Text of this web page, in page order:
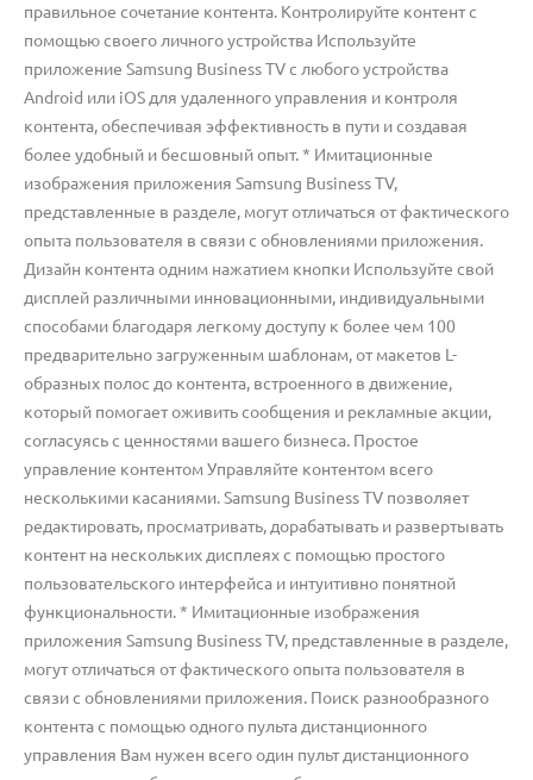
правильное сочетание контента. Контролируйте контент с
помощью своего личного устройства Используйте
приложение Samsung Business TV с любого устройства
Android или iOS для удаленного управления и контроля
контента, обеспечивая эффективность в пути и создавая
более удобный и бесшовный опыт. * Имитационные
изображения приложения Samsung Business TV,
представленные в разделе, могут отличаться от фактического
опыта пользователя в связи с обновлениями приложения.
Дизайн контента одним нажатием кнопки Используйте свой
дисплей различными инновационными, индивидуальными
способами благодаря легкому доступу к более чем 100
предварительно загруженным шаблонам, от макетов L-
образных полос до контента, встроенного в движение,
который помогает оживить сообщения и рекламные акции,
согласуясь с ценностями вашего бизнеса. Простое
управление контентом Управляйте контентом всего
несколькими касаниями. Samsung Business TV позволяет
редактировать, просматривать, дорабатывать и развертывать
контент на нескольких дисплеях с помощью простого
пользовательского интерфейса и интуитивно понятной
функциональности. * Имитационные изображения
приложения Samsung Business TV, представленные в разделе,
могут отличаться от фактического опыта пользователя в
связи с обновлениями приложения. Поиск разнообразного
контента с помощью одного пульта дистанционного
управления Вам нужен всего один пульт дистанционного